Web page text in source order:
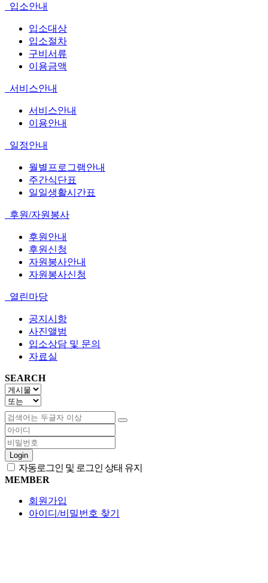
입소안내
입소대상
입소절차
구비서류
이용금액
서비스안내
서비스안내
이용안내
일정안내
월별프로그램안내
주간식단표
일일생활시간표
후원/자원봉사
후원안내
후원신청
자원봉사안내
자원봉사신청
열린마당
공지시항
사진앨범
입소상담 및 문의
자료실
SEARCH
Login
자동로그인 및 로그인 상태 유지
MEMBER
회원가입
아이디/비밀번호 찾기